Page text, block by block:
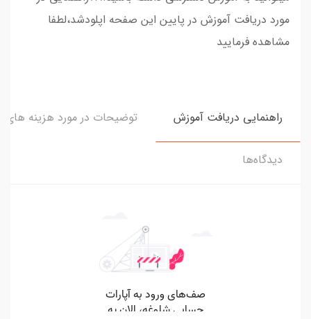
مورد دریافت آموزش در پایین این صفحه اپلودشد،لطفا
مشاهده فرمایید
راهنمایی دریافت آموزش توضیحات در مورد هزینه های
دیدگاه‌ها